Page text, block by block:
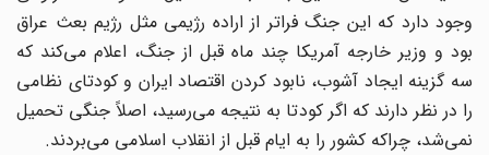
وجود دارد که این جنگ فراتر از اراده رژیمی مثل رژیم بعث عراق
بود و وزیر خارجه آمریکا چند ماه قبل از جنگ، اعلام می‌کند که
سه گزینه ایجاد آشوب، نابود کردن اقتصاد ایران و کودتای نظامی
را در نظر دارند که اگر کودتا به نتیجه می‌رسید، اصلاً جنگی تحمیل
نمی‌شد، چراکه کشور را به ایام قبل از انقلاب اسلامی می‌بردند.